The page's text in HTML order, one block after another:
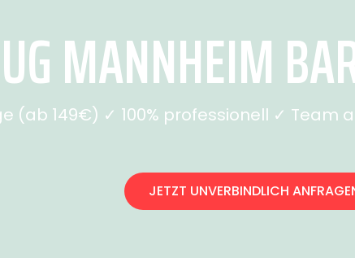
MANNHEIM
(ab 149€) ✓ 100% professionell ✓ Team
JETZT UNVERBINDLICH